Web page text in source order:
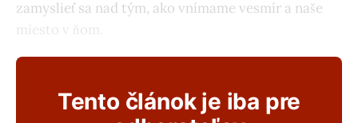
zamyslieť sa nad tým, ako vnímame vesmír a naše
miesto v ňom.
Tento článok je iba pre